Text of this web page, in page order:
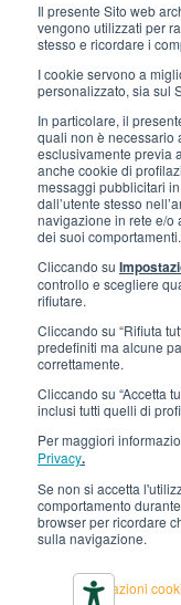
Il presente Sito web
vengono utilizzati per
stesso e ricordare i
I cookie servono a
personalizzato, sia sul
In particolare, il
quali non è necessario
esclusivamente previa
anche cookie di
messaggi pubblicitari
dall’utente stesso
navigazione in rete e/o
dei suoi comportamenti.
Cliccando su
controllo e scegliere
rifiutare.
Cliccando su “Rifiuta
predefiniti ma alcune
correttamente.
Cliccando su “Accetta
inclusi tutti quelli di
Per maggiori
Privacy.
Se non si accetta
comportamento
browser per ricordare
sulla navigazione.
Impostazioni
Progetto
© 2026